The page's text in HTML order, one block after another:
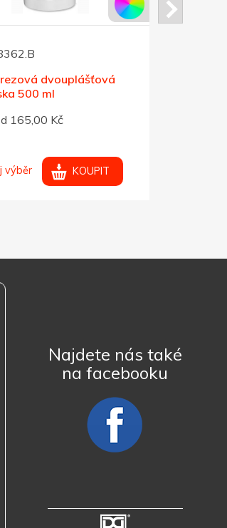
dvouplášťová
500 ml
165,00 Kč
výběr KOUPIT
Najdete nás také
na facebooku